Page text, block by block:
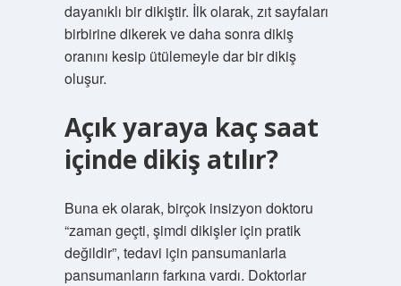
dayanıklı bir dikiştir. İlk olarak, zıt sayfaları
birbirine dikerek ve daha sonra dikiş
oranını kesip ütülemeyle dar bir dikiş
oluşur.
Açık yaraya kaç saat
içinde dikiş atılır?
Buna ek olarak, birçok insizyon doktoru
“zaman geçti, şimdi dikişler için pratik
değildir”, tedavi için pansumanlarla
pansumanların farkına vardı. Doktorlar